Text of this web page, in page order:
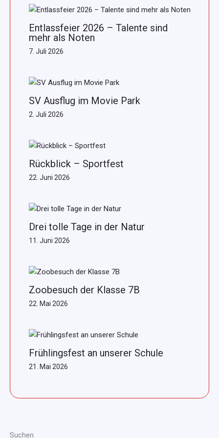
Entlassfeier 2026 – Talente sind
mehr als Noten
7. Juli 2026
SV Ausflug im Movie Park
2. Juli 2026
Rückblick – Sportfest
22. Juni 2026
Drei tolle Tage in der Natur
11. Juni 2026
Zoobesuch der Klasse 7B
22. Mai 2026
Frühlingsfest an unserer Schule
21. Mai 2026
Suchen